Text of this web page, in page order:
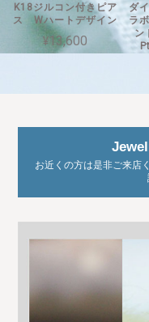
K18ジルコン付きピア
ス Wハートデザイン
¥13,600
ダ
ラ
お近くの方は是非ご来店